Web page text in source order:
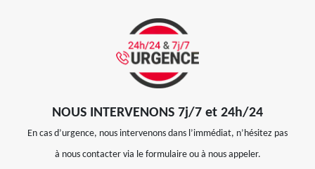
NOUS INTERVENONS 7j/7 et 24h/24
En cas d’urgence, nous intervenons dans l’immédiat, n’hésitez pas
à nous contacter via le formulaire ou à nous appeler.